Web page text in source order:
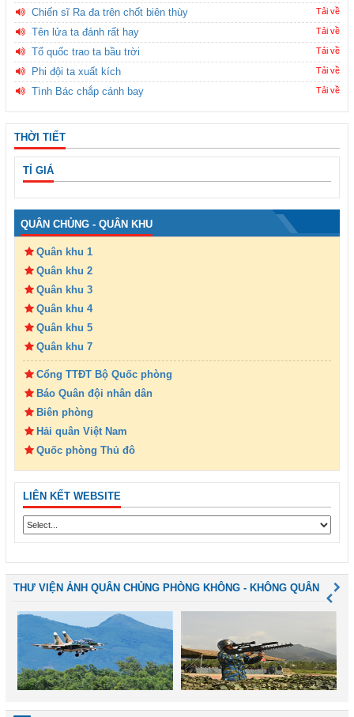
Chiến sĩ Ra đa trên chốt biên thùy Tải về
Tên lửa ta đánh rất hay Tải về
Tổ quốc trao ta bầu trời Tải về
Phi đội ta xuất kích Tải về
Tình Bác chắp cánh bay Tải về
THỜI TIẾT
TỈ GIÁ
QUÂN CHỦNG - QUÂN KHU
Quân khu 1
Quân khu 2
Quân khu 3
Quân khu 4
Quân khu 5
Quân khu 7
Cổng TTĐT Bộ Quốc phòng
Báo Quân đội nhân dân
Biên phòng
Hải quân Việt Nam
Quốc phòng Thủ đô
LIÊN KẾT WEBSITE
THƯ VIỆN ẢNH QUÂN CHỦNG PHÒNG KHÔNG - KHÔNG QUÂN